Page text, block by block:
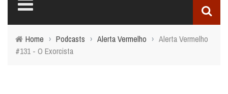
Home › Podcasts › Alerta Vermelho › Alerta Vermelho
#131 - O Exorcista